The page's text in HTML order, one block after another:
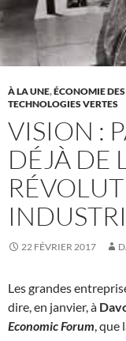
À LA UNE,ÉCONOMIE
TECHNOLOGIES VERTES
VISION :
DÉJÀ DE
22 FÉVRIER 2017
Les grandes
dire, en janvier, à
Economic Forum, que